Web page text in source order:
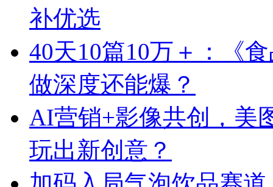
补优选
40天10篇10万＋：《
做深度还能爆？
AI营销+影像共创，美
玩出新创意？